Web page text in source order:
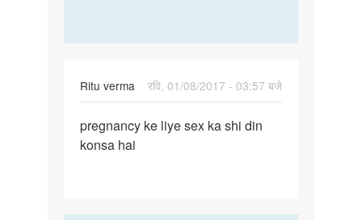
Ritu verma
रवि, 01/08/2017 - 03:57 बजे
pregnancy
ke
pregnancy ke liye sex ka shi din
konsa hai